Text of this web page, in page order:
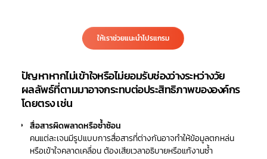
ให้เราช่วยแนะนำโปรแกรม
ปัญหาหากไม่เข้าใจหรือไม่ยอมรับช่องว่างระหว่างวัย
ผลลัพธ์ที่ตามมาอาจกระทบต่อประสิทธิภาพขององค์กร
โดยตรง เช่น
สื่อสารผิดพลาดหรือซ้ำซ้อน
คนแต่ละเจนมีรูปแบบการสื่อสารที่ต่างกันอาจทำให้ข้อมูลตกหล่น
หรือเข้าใจคลาดเคลื่อน ต้องเสียเวลาอธิบายหรือแก้งานซ้ำ